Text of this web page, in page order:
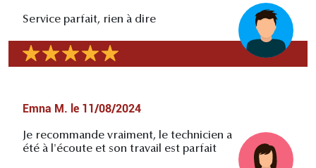
Service parfait, rien à dire
Emna M. le 11/08/2024
Je recommande vraiment, le technicien a
été à l'écoute et son travail est parfait